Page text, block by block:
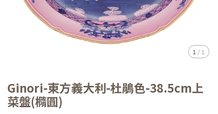
1 / 1
Ginori-東方義大利-杜鵑色-38.5cm上
菜盤(橢圓)